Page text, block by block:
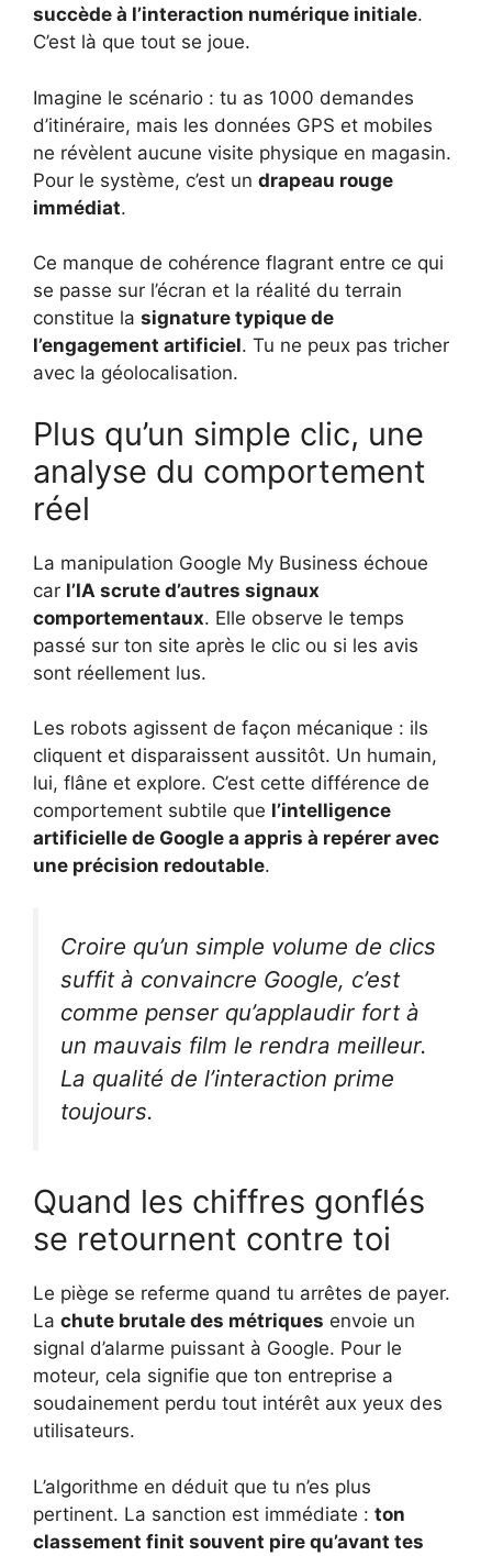
succède à l’interaction numérique initiale.
C’est là que tout se joue.
Imagine le scénario : tu as 1000 demandes
d’itinéraire, mais les données GPS et mobiles
ne révèlent aucune visite physique en magasin.
Pour le système, c’est un drapeau rouge
immédiat.
Ce manque de cohérence flagrant entre ce qui
se passe sur l’écran et la réalité du terrain
constitue la signature typique de
l’engagement artificiel. Tu ne peux pas tricher
avec la géolocalisation.
Plus qu’un simple clic, une
analyse du comportement
réel
La manipulation Google My Business échoue
car l’IA scrute d’autres signaux
comportementaux. Elle observe le temps
passé sur ton site après le clic ou si les avis
sont réellement lus.
Les robots agissent de façon mécanique : ils
cliquent et disparaissent aussitôt. Un humain,
lui, flâne et explore. C’est cette différence de
comportement subtile que l’intelligence
artificielle de Google a appris à repérer avec
une précision redoutable.
Croire qu’un simple volume de clics
suffit à convaincre Google, c’est
comme penser qu’applaudir fort à
un mauvais film le rendra meilleur.
La qualité de l’interaction prime
toujours.
Quand les chiffres gonflés
se retournent contre toi
Le piège se referme quand tu arrêtes de payer.
La chute brutale des métriques envoie un
signal d’alarme puissant à Google. Pour le
moteur, cela signifie que ton entreprise a
soudainement perdu tout intérêt aux yeux des
utilisateurs.
L’algorithme en déduit que tu n’es plus
pertinent. La sanction est immédiate : ton
classement finit souvent pire qu’avant tes